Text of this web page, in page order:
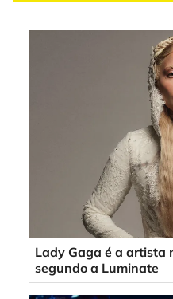
Lady Gaga é a artista
segundo a Luminate